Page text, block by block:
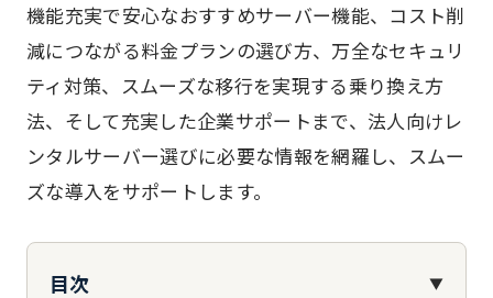
機能充実で安心なおすすめサーバー機能、コスト削
減につながる料金プランの選び方、万全なセキュリ
ティ対策、スムーズな移行を実現する乗り換え方
法、そして充実した企業サポートまで、法人向けレ
ンタルサーバー選びに必要な情報を網羅し、スムー
ズな導入をサポートします。
目次 ▼